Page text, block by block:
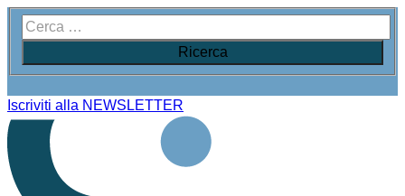
Iscriviti alla NEWSLETTER